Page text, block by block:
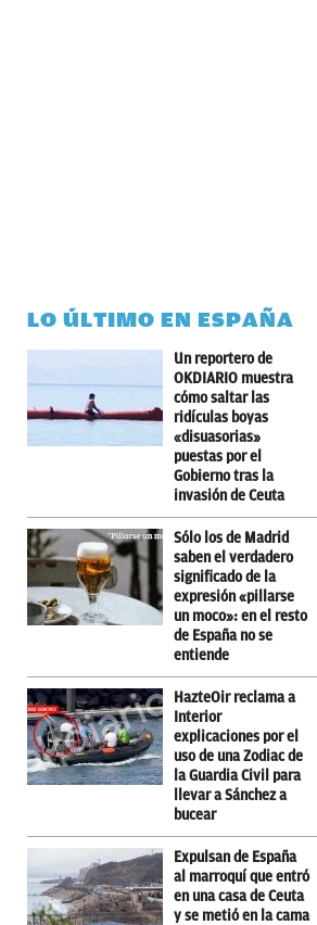
LO ÚLTIMO EN ESPAÑA
Un reportero de
OKDIARIO muestra
cómo saltar las
ridículas boyas
«disuasorias»
puestas por el
Gobierno tras la
invasión de Ceuta
Sólo los de Madrid
saben el verdadero
significado de la
expresión «pillarse
un moco»: en el resto
de España no se
entiende
HazteOir reclama a
Interior
explicaciones por el
uso de una Zodiac de
la Guardia Civil para
llevar a Sánchez a
bucear
Expulsan de España
al marroquí que entró
en una casa de Ceuta
y se metió en la cama